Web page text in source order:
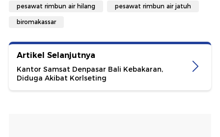
pesawat rimbun air hilang pesawat rimbun air jatuh
biromakassar
Artikel Selanjutnya
Kantor Samsat Denpasar Bali Kebakaran,
Diduga Akibat Korlseting